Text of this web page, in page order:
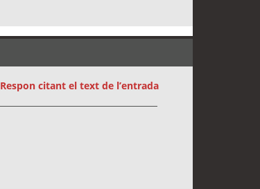
Respon citant el text de l’entrada